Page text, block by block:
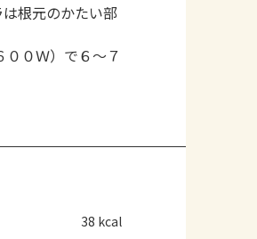
根元のかたい部
０Ｗ）で６～７
38 kcal